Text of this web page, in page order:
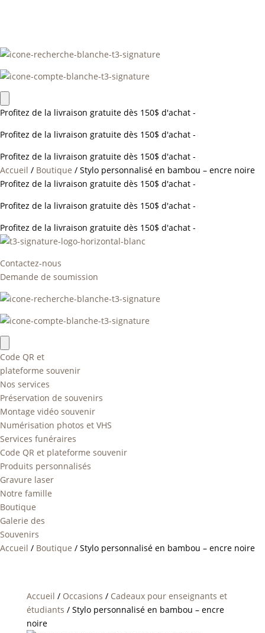
Profitez de la livraison gratuite dès 150$ d'achat -
Profitez de la livraison gratuite dès 150$ d'achat -
Profitez de la livraison gratuite dès 150$ d'achat -
Accueil / Boutique / Stylo personnalisé en bambou – encre noire
Profitez de la livraison gratuite dès 150$ d'achat -
Profitez de la livraison gratuite dès 150$ d'achat -
Profitez de la livraison gratuite dès 150$ d'achat -
Contactez-nous
Demande de soumission
Code QR et
plateforme souvenir
Nos services
Préservation de souvenirs
Montage vidéo souvenir
Numérisation photos et VHS
Services funéraires
Code QR et plateforme souvenir
Produits personnalisés
Gravure laser
Notre famille
Boutique
Galerie des
Souvenirs
Accueil / Boutique / Stylo personnalisé en bambou – encre noire
Accueil / Occasions / Cadeaux pour enseignants et
étudiants / Stylo personnalisé en bambou – encre
noire